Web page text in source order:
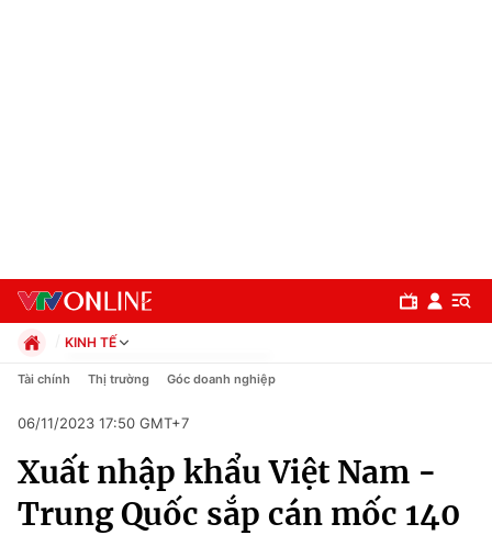
Chuyên mục
Chính trị
KINH TẾ
Chính trị
Pháp luật
Kinh tế
Thể thao
Truyền hình
Tài chính Thị trường Góc doanh nghiệp
06/11/2023 17:50 GMT+7
Xuất nhập khẩu Việt Nam -
Trung Quốc sắp cán mốc 140